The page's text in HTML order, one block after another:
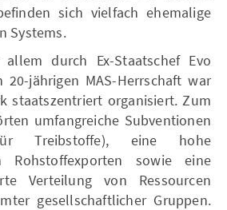
sich vielfach ehemalige
Systems.
durch Ex-Staatschef Evo
20-jährigen MAS-Herrschaft war
staatszentriert organisiert. Zum
umfangreiche Subventionen
Treibstoffe), eine hohe
Rohstoffexporten sowie eine
Verteilung von Ressourcen
gesellschaftlicher Gruppen.